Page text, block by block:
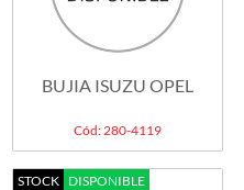
BUJIA ISUZU OPEL
Cód: 280-4119
STOCK DISPONIBLE